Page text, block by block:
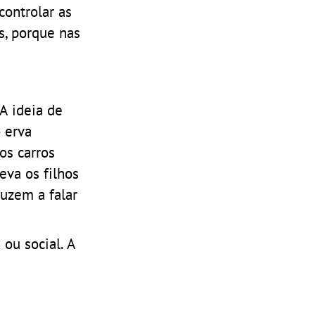
as
porque nas
ideia de
carros
os filhos
a falar
social. A